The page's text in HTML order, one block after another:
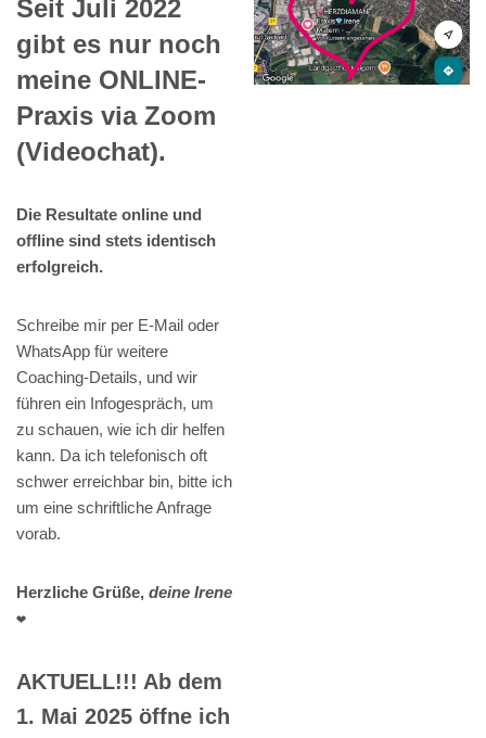
Seit Juli 2022
gibt es nur noch
meine ONLINE-
Praxis via Zoom
(Videochat).
Die Resultate online und
offline sind stets identisch
erfolgreich.
Schreibe mir per E-Mail oder
WhatsApp für weitere
Coaching-Details, und wir
führen ein Infogespräch, um
zu schauen, wie ich dir helfen
kann. Da ich telefonisch oft
schwer erreichbar bin, bitte ich
um eine schriftliche Anfrage
vorab.
Herzliche Grüße, deine Irene
❤️
AKTUELL!!! Ab dem
1. Mai 2025 öffne ich